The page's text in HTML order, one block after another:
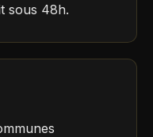
sous 48h.